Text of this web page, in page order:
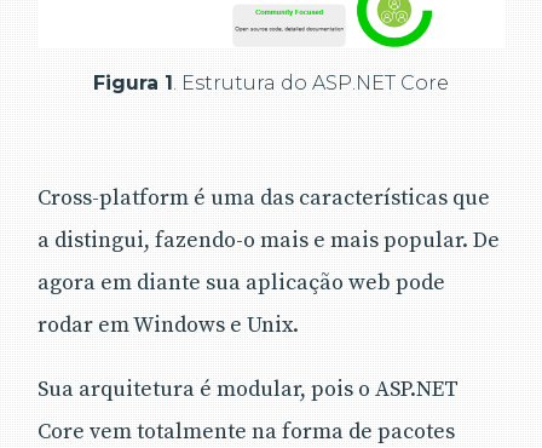
Figura 1. Estrutura do ASP.NET Core
Cross-platform é uma das características que
a distingui, fazendo-o mais e mais popular. De
agora em diante sua aplicação web pode
rodar em Windows e Unix.
Sua arquitetura é modular, pois o ASP.NET
Core vem totalmente na forma de pacotes